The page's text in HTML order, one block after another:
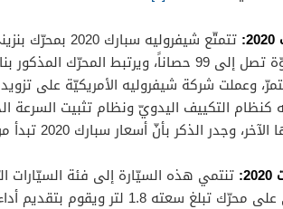
ويمكنه توليد قوّة تصل إلى 99 حصاناً، ويرتبط
وعملت شركة شيفروليه الأمريكيّة على
كنظام التكييف اليدويّ ونظام تثبيت
الذكر بأنّ أسعار سبارك 2020 تبدأ من 38,745 ريالاً سعوديّاً.
تنتمي هذه السيّارة إلى فئة السيّارات
الأغراض وتحتوي على محرّك تبلغ سعته 1.8